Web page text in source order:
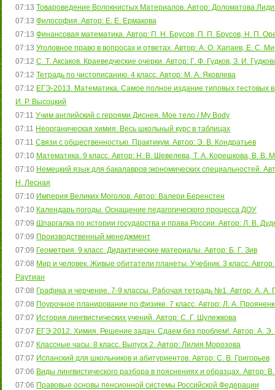
07:13 Товароведение Волокнистых Материалов. Автор: Доломатова
07:13 Философия. Автор: Е. Е. Ермакова
07:13 Финансовая математика. Автор: П. Н. Брусов, П. П. Брусов, Н. П.
07:13 Уголовное право в вопросах и ответах. Автор: А. О. Хапаев, Е. С.
07:12 С. Т. Аксаков. Краеведческие очерки. Автор: Г. Ф. Гудков, З. И.
07:12 Тетрадь по чистописанию. 4 класс. Автор: М. А. Яковлева
07:12 ЕГЭ-2013. Математика. Самое полное издание типовых тестовых
И. Р. Высоцкий
07:11 Учим английский с героями Диснея. Мое тело / My Body
07:11 Неорганическая химия. Весь школьный курс в таблицах
07:11 Связи с общественностью. Практикум. Автор: Э. В. Кондратьев
07:10 Математика. 9 класс. Автор: Н. В. Шевелева, Т. А. Корешкова, В. В.
07:10 Немецкий язык для бакалавров экономических специальностей.
Н. Лесная
07:10 Империя Великих Моголов. Автор: Валери Беренстен
07:10 Календарь погоды. Оснащение педагогического процесса ДОУ
07:09 Шпаргалка по истории государства и права России. Автор: Л. В.
07:09 Производственный менеджмент
07:09 Геометрия. 9 класс. Дидактические материалы. Автор: Б. Г. Зив
07:08 Мир и человек. Живые обитатели планеты. Учебник. 3 класс.
Раутиан
07:08 Графика и черчение. 7-9 классы. Рабочая тетрадь №1. Автор: А. А.
07:08 Поурочное планирование по физике. 7 класс. Автор: Л. А.
07:07 История лингвистических учений. Автор: С. Г. Шулежкова
07:07 ЕГЭ 2012. Химия. Решение задач. Сдаем без проблем!. Автор: А.
07:07 Классные часы. 8 класс. Выпуск 2. Автор: Лилия Морозова
07:07 Испанский для школьников и абитуриентов. Автор: С. В. Григорьев
07:06 Виды лингвистического разбора в пояснениях и образцах. Автор:
07:06 Правовые основы пенсионной системы Российской Федерации